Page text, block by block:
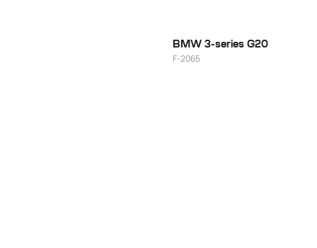
BMW 3-series G20
F-2065